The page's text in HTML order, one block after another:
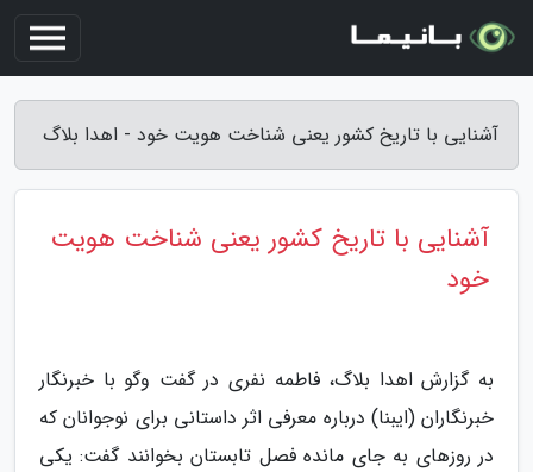
آشنایی با تاریخ کشور یعنی شناخت هویت خود - اهدا بلاگ
آشنایی با تاریخ کشور یعنی شناخت هویت
خود
به گزارش اهدا بلاگ، فاطمه نفری در گفت وگو با خبرنگار
خبرنگاران (ایبنا) درباره معرفی اثر داستانی برای نوجوانان که
در روزهای به جای مانده فصل تابستان بخوانند گفت: یکی